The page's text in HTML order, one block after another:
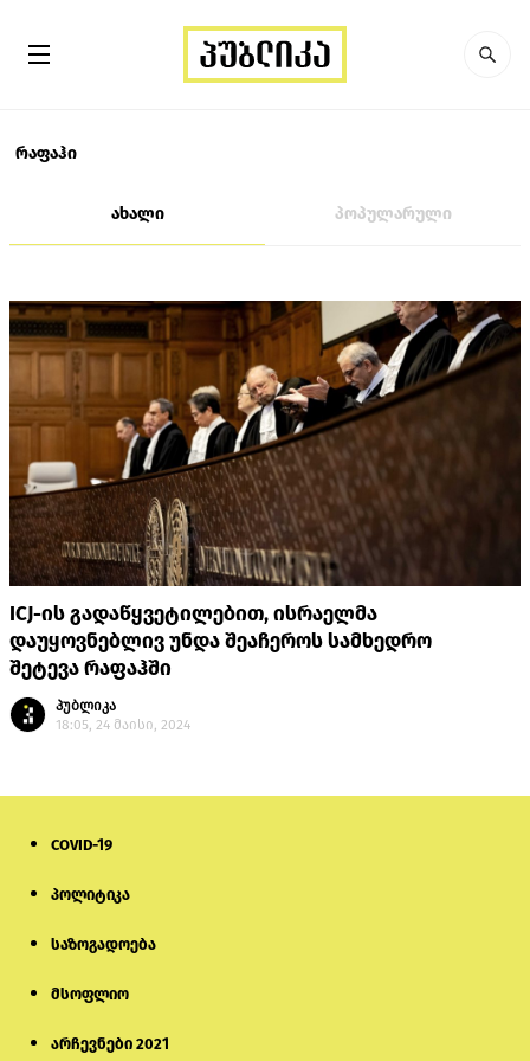
რაფაჰი
ახალი პოპულარული
ICJ-ის გადაწყვეტილებით, ისრაელმა
დაუყოვნებლივ უნდა შეაჩეროს სამხედრო
შეტევა რაფაჰში
პუბლიკა
18:05, 24 მაისი, 2024
COVID-19
პოლიტიკა
საზოგადოება
მსოფლიო
არჩევნები 2021